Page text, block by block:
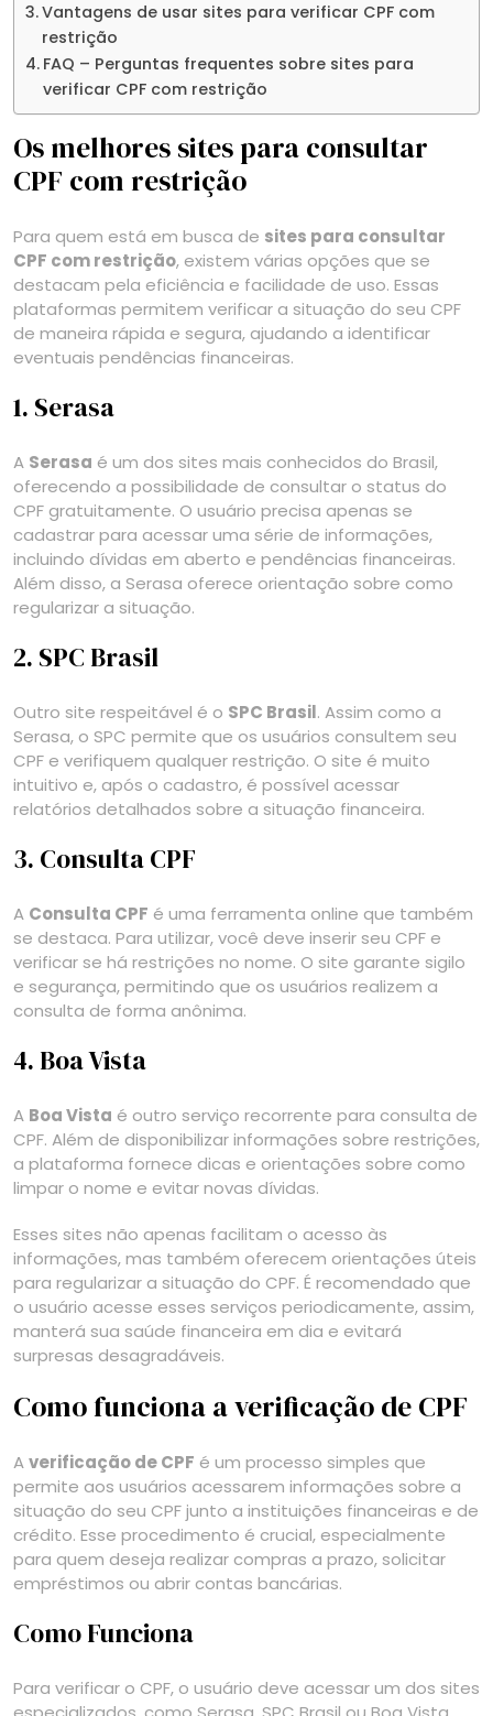
Vantagens de usar sites para verificar CPF com
restrição
FAQ – Perguntas frequentes sobre sites para
verificar CPF com restrição
Os melhores sites para consultar
CPF com restrição
Para quem está em busca de sites para consultar
CPF com restrição, existem várias opções que se
destacam pela eficiência e facilidade de uso. Essas
plataformas permitem verificar a situação do seu CPF
de maneira rápida e segura, ajudando a identificar
eventuais pendências financeiras.
1. Serasa
A Serasa é um dos sites mais conhecidos do Brasil,
oferecendo a possibilidade de consultar o status do
CPF gratuitamente. O usuário precisa apenas se
cadastrar para acessar uma série de informações,
incluindo dívidas em aberto e pendências financeiras.
Além disso, a Serasa oferece orientação sobre como
regularizar a situação.
2. SPC Brasil
Outro site respeitável é o SPC Brasil. Assim como a
Serasa, o SPC permite que os usuários consultem seu
CPF e verifiquem qualquer restrição. O site é muito
intuitivo e, após o cadastro, é possível acessar
relatórios detalhados sobre a situação financeira.
3. Consulta CPF
A Consulta CPF é uma ferramenta online que também
se destaca. Para utilizar, você deve inserir seu CPF e
verificar se há restrições no nome. O site garante sigilo
e segurança, permitindo que os usuários realizem a
consulta de forma anônima.
4. Boa Vista
A Boa Vista é outro serviço recorrente para consulta de
CPF. Além de disponibilizar informações sobre restrições,
a plataforma fornece dicas e orientações sobre como
limpar o nome e evitar novas dívidas.
Esses sites não apenas facilitam o acesso às
informações, mas também oferecem orientações úteis
para regularizar a situação do CPF. É recomendado que
o usuário acesse esses serviços periodicamente, assim,
manterá sua saúde financeira em dia e evitará
surpresas desagradáveis.
Como funciona a verificação de CPF
Averificação de CPF é um processo simples que
permite aos usuários acessarem informações sobre a
situação do seu CPF junto a instituições financeiras e de
crédito. Esse procedimento é crucial, especialmente
para quem deseja realizar compras a prazo, solicitar
empréstimos ou abrir contas bancárias.
Como Funciona
Para verificar o CPF, o usuário deve acessar um dos sites